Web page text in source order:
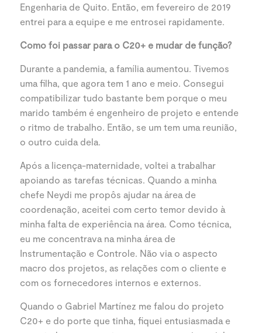
Engenharia de Quito. Então, em fevereiro de 2019
entrei para a equipe e me entrosei rapidamente.
Como foi passar para o C20+ e mudar de função?
Durante a pandemia, a família aumentou. Tivemos
uma filha, que agora tem 1 ano e meio. Consegui
compatibilizar tudo bastante bem porque o meu
marido também é engenheiro de projeto e entende
o ritmo de trabalho. Então, se um tem uma reunião,
o outro cuida dela.
Após a licença-maternidade, voltei a trabalhar
apoiando as tarefas técnicas. Quando a minha
chefe Neydi me propôs ajudar na área de
coordenação, aceitei com certo temor devido à
minha falta de experiência na área. Como técnica,
eu me concentrava na minha área de
Instrumentação e Controle. Não via o aspecto
macro dos projetos, as relações com o cliente e
com os fornecedores internos e externos.
Quando o Gabriel Martínez me falou do projeto
C20+ e do porte que tinha, fiquei entusiasmada e